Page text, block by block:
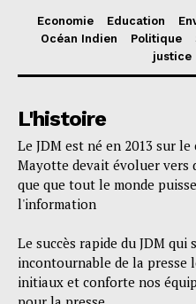
Economie Education
Océan Indien
Politique
justice
L'histoire
Le JDM est né en 2013 sur
Mayotte devait évoluer vers
que que tout le monde
l'information
Le succès rapide du JDM qui
incontournable de la presse
initiaux et conforte nos